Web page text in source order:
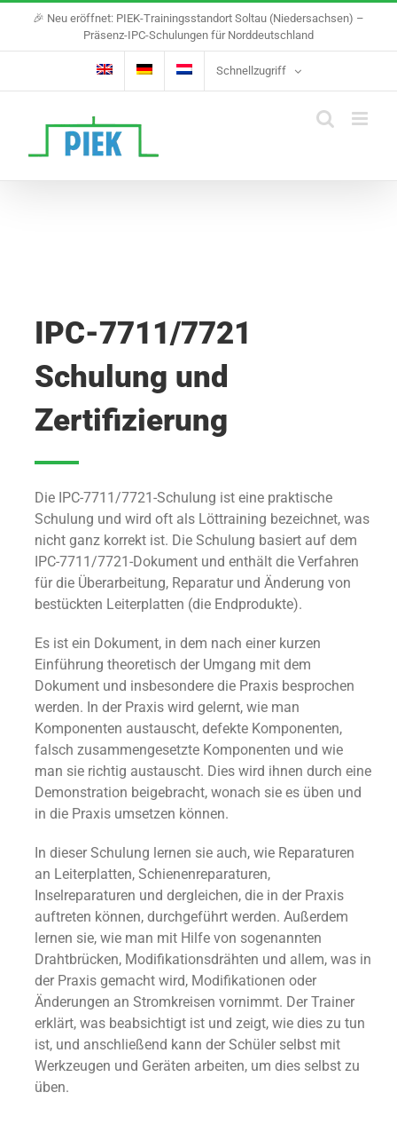
content
🎉 Neu eröffnet: PIEK-Trainingsstandort Soltau (Niedersachsen) –
Präsenz-IPC-Schulungen für Norddeutschland
Schnellzugriff
IPC-7711/7721
Schulung und
Zertifizierung
Die IPC-7711/7721-Schulung ist eine praktische
Schulung und wird oft als Löttraining bezeichnet, was
nicht ganz korrekt ist. Die Schulung basiert auf dem
IPC-7711/7721-Dokument und enthält die Verfahren
für die Überarbeitung, Reparatur und Änderung von
bestückten Leiterplatten (die Endprodukte).
Es ist ein Dokument, in dem nach einer kurzen
Einführung theoretisch der Umgang mit dem
Dokument und insbesondere die Praxis besprochen
werden. In der Praxis wird gelernt, wie man
Komponenten austauscht, defekte Komponenten,
falsch zusammengesetzte Komponenten und wie
man sie richtig austauscht. Dies wird ihnen durch eine
Demonstration beigebracht, wonach sie es üben und
in die Praxis umsetzen können.
In dieser Schulung lernen sie auch, wie Reparaturen
an Leiterplatten, Schienenreparaturen,
Inselreparaturen und dergleichen, die in der Praxis
auftreten können, durchgeführt werden. Außerdem
lernen sie, wie man mit Hilfe von sogenannten
Drahtbrücken, Modifikationsdrähten und allem, was in
der Praxis gemacht wird, Modifikationen oder
Änderungen an Stromkreisen vornimmt. Der Trainer
erklärt, was beabsichtigt ist und zeigt, wie dies zu tun
ist, und anschließend kann der Schüler selbst mit
Werkzeugen und Geräten arbeiten, um dies selbst zu
üben.